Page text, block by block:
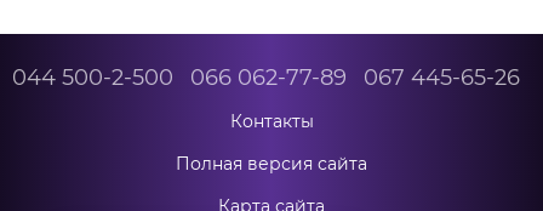
044 500-2-500 066 062-77-89 067 445-65-26
Контакты
Полная версия сайта
Карта сайта